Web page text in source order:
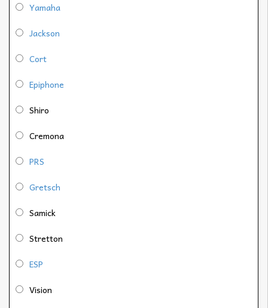
Yamaha
Jackson
Cort
Epiphone
Shiro
Cremona
PRS
Gretsch
Samick
Stretton
ESP
Vision